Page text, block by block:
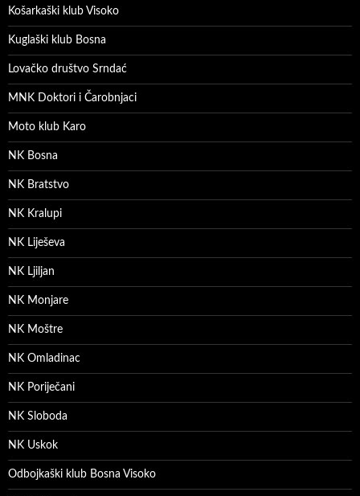
Košarkaški klub Visoko
Kuglaški klub Bosna
Lovačko društvo Srndać
MNK Doktori i Čarobnjaci
Moto klub Karo
NK Bosna
NK Bratstvo
NK Kralupi
NK Liješeva
NK Ljiljan
NK Monjare
NK Moštre
NK Omladinac
NK Poriječani
NK Sloboda
NK Uskok
Odbojkaški klub Bosna Visoko